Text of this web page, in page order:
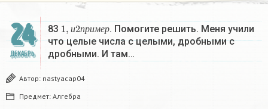
24
ДЕКАБРЬ
83 и пр име р
1,и 2пример
. Помогите решить. Меня учили
что целые числа с целыми, дробными с
дробными. И там…
Автор: nastyacap04
Предмет: Алгебра